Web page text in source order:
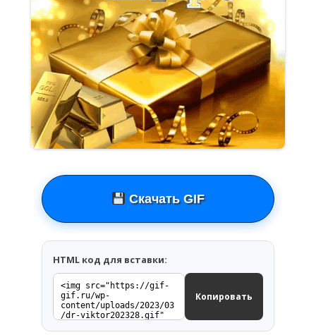
Скачать GIF
HTML код для вставки:
Копировать